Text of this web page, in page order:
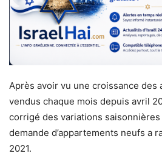
Après avoir vu une croissance des
vendus chaque mois depuis avril
corrigé des variations
demande d’appartements neufs a
2021.